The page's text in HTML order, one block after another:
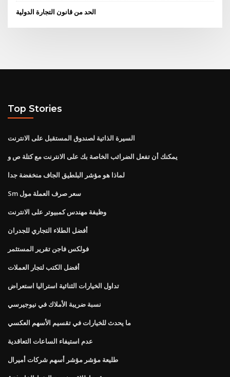
الحد من قانون التجارة الدولية
Top Stories
السيرة الذاتية لصندوق المستقبل على الانترنت
يمكنك أن تفعل الضرائب الخاصة بك على الانترنت مع كتلة ص و
لماذا هو مؤشر البلطيق الجاف منخفضة جدا
Sm سعر صرف العملة مول
وظيفة مهندس كمبيوتر على الانترنت
أفضل الطلاء التجاري للجدران
فولكس فاجن تقرير المستثمر
أفضل الكتب لتجار العملات
تداول الخيارات الثنائية استراليا استعراض
نسبة ضريبة الأملاك في نيوجيرسي
ما يحدث للخيارات في تقسيم الأسهم العكسي
عدم استيفاء الساعات التعاقدية
طليعة مؤشر مؤشر أسهم شركات أميرال